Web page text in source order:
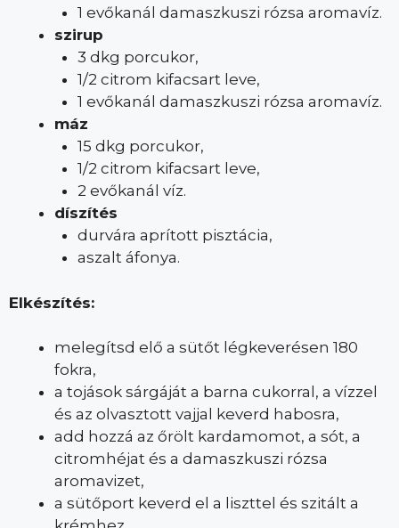
1 evőkanál damaszkuszi rózsa aromavíz.
szirup
3 dkg porcukor,
1/2 citrom kifacsart leve,
1 evőkanál damaszkuszi rózsa aromavíz.
máz
15 dkg porcukor,
1/2 citrom kifacsart leve,
2 evőkanál víz.
díszítés
durvára aprított pisztácia,
aszalt áfonya.
Elkészítés:
melegítsd elő a sütőt légkeverésen 180
fokra,
a tojások sárgáját a barna cukorral, a vízzel
és az olvasztott vajjal keverd habosra,
add hozzá az őrölt kardamomot, a sót, a
citromhéjat és a damaszkuszi rózsa
aromavizet,
a sütőport keverd el a liszttel és szitált a